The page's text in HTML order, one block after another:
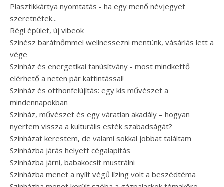
Plasztikkártya nyomtatás - ha egy menő névjegyet
szeretnétek...
Régi épület, új vibeok
Színész barátnőmmel wellnessezni mentünk, vásárlás lett a
vége
Színház és energetikai tanúsítvány - most mindkettő
elérhető a neten pár kattintással!
Színház és otthonfelújítás: egy kis művészet a
mindennapokban
Színház, művészet és egy váratlan akadály – hogyan
nyertem vissza a kulturális esték szabadságát?
Színházat kerestem, de valami sokkal jobbat találtam
Színházba járás helyett cégalapítás
Színházba járni, babakocsit mustrálni
Színházba menet a nyílt végű lízing volt a beszédtéma